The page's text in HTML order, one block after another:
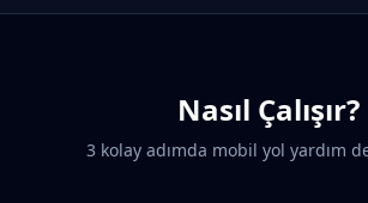
Nasıl Çalışır?
3 kolay adımda mobil yol yardım